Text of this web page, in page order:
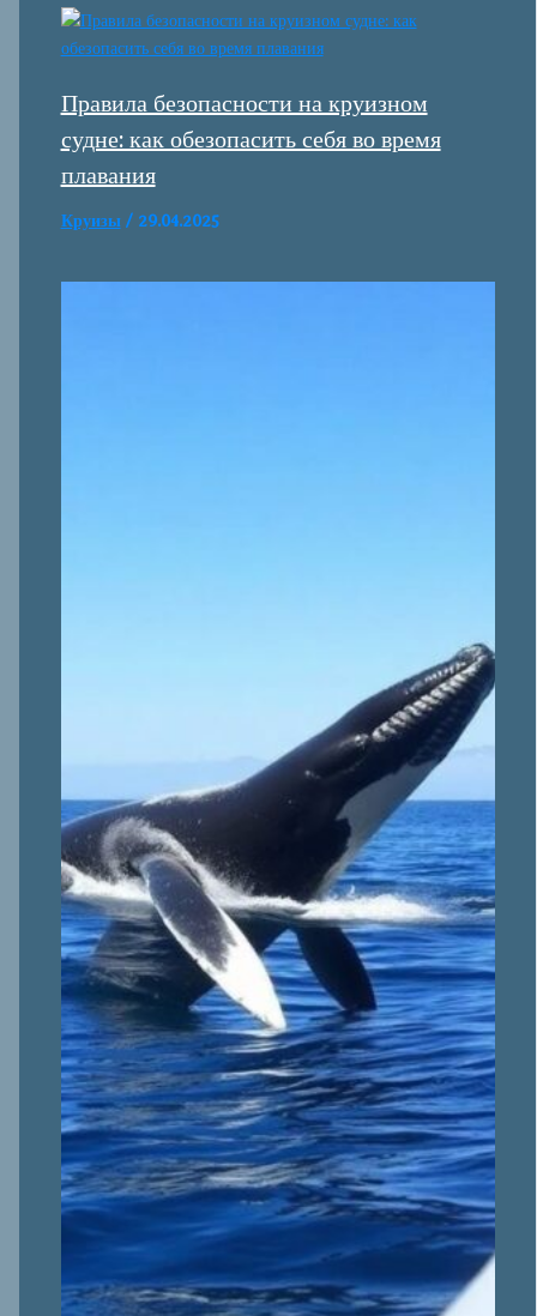
Правила безопасности на круизном
судне: как обезопасить себя во время
плавания
Круизы/ 29.04.2025